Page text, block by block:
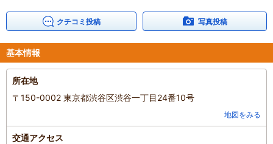
クチコミ投稿 写真投稿
基本情報
所在地
〒150-0002 東京都渋谷区渋谷一丁目24番10号
地図をみる
交通アクセス